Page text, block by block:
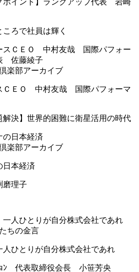
ろで社員は輝く
楽部アーカイブ
ＣＥＯ 中村友哉 国際パフォーマ
解決】世界的困難に衛星活用の時代
楽部アーカイブ
日本経済
理子
ちの金言
人ひとりが自分株式会社であれ
ｮﾝ 代表取締役会長 小笹芳央